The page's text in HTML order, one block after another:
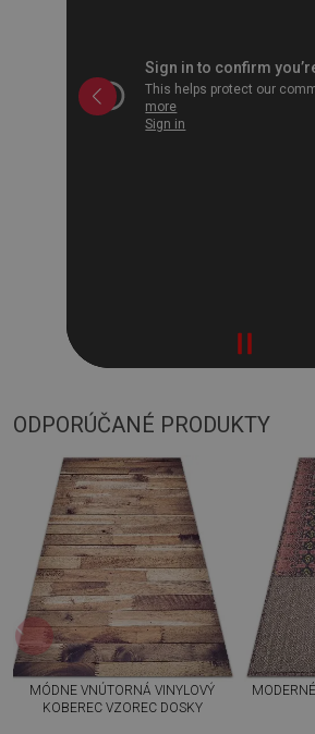
ODPORÚČANÉ PRODUKTY
MÓDNE VNÚTORNÁ VINYLOVÝ
KOBEREC VZOREC DOSKY